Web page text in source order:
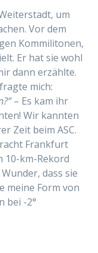
um
Vor dem
Kommilitonen,
Er hat sie wohl
dann erzählte.
mich:
– Es kam ihr
Wir kannten
Zeit beim ASC.
Frankfurt
10-km-Rekord
Wunder, dass sie
meine Form von
bei -2°